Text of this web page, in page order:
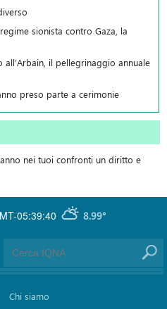
sionista contro Gaza, la
il pellegrinaggio annuale
preso parte a cerimonie
nei tuoi confronti un diritto e
05:39:40 8.99°
Chi siamo